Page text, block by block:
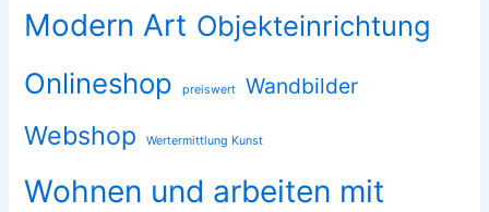
Modern Art Objekteinrichtung
Onlineshop
preiswert Wandbilder
Webshop Wertermittlung Kunst
Wohnen und arbeiten mit